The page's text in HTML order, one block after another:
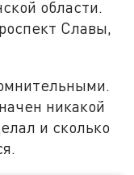
области.
Славы,
никакой
и сколько